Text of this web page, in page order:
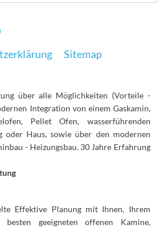
Sitemap
über alle Möglichkeiten (Vorteile -
Integration von einem Gaskamin,
Pellet Ofen, wasserführenden
oder Haus, sowie über den modernen
- Heizungsbau. 30 Jahre Erfahrung
Effektive Planung mit Ihnen, Ihrem
geeigneten offenen Kamine,